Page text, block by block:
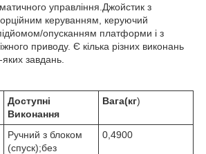
управління.Джойстик з
керуванням, керуючий
опусканням платформи і з
приводу. Є кілька різних виконань
завдань.
Доступні
Виконання
Вага(кг)
Ручний з блоком
(спуск);без
0,4900